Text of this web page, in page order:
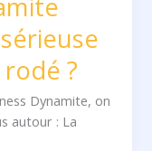
?
Dynamite, on
autour : La